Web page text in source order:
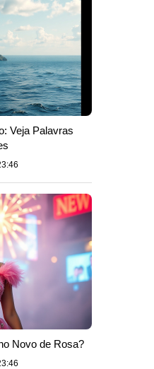
Veja Palavras
Novo de Rosa?